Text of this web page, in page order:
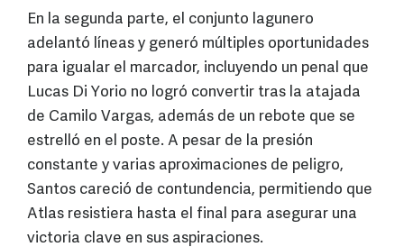
En la segunda parte, el conjunto lagunero
adelantó líneas y generó múltiples oportunidades
para igualar el marcador, incluyendo un penal que
Lucas Di Yorio no logró convertir tras la atajada
de Camilo Vargas, además de un rebote que se
estrelló en el poste. A pesar de la presión
constante y varias aproximaciones de peligro,
Santos careció de contundencia, permitiendo que
Atlas resistiera hasta el final para asegurar una
victoria clave en sus aspiraciones.